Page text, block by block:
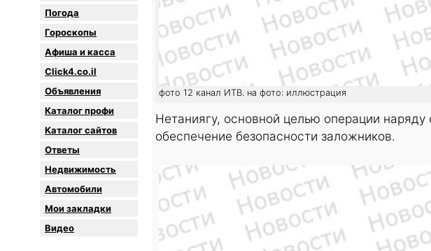
Погода
Гороскопы
Афиша и касса
Click4.co.il
Объявления
Каталог профи
Каталог сайтов
Oтветы
Недвижимость
Автомобили
Мои закладки
Видео
фото 12 канал ИТВ. на фото: иллюстрация
Нетаниягу, основной целью операции
обеспечение безопасности заложников.